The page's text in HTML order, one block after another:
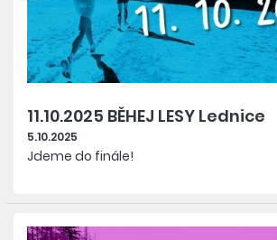
11.10.2025 BĚHEJ LESY Lednice
5.10.2025
Jdeme do finále!